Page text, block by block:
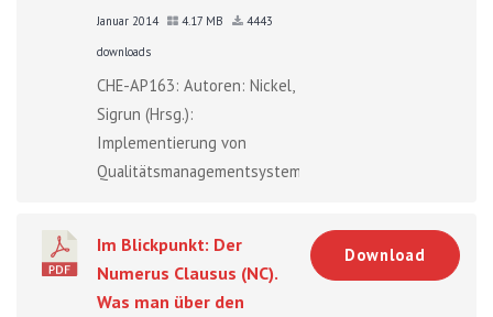
Januar 2014
4.17 MB
4443
downloads
CHE-AP163: Autoren: Nickel,
Sigrun (Hrsg.):
Implementierung von
Qualitätsmanagementsystemen:...
Im Blickpunkt: Der
Numerus Clausus (NC).
Was man über den
Download